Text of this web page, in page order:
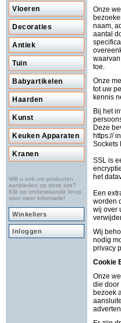
Vloeren
Decoraties
Antiek
Tuin
Babyartikelen
Haarden
Kunst
Keuken Apparaten
Kranen
Wilt u ook uw producten
aanbieden op deze site?
Klik op onderstaande knop
voor meer informatie!
Winkeliers
Inloggen
Onze
naam,
aantal
toe.
Onze
tot uw
kennis
Bij het
Deze
https://
Sockets
SSL is
het
Een
worden
wij over
Wij
nodig
privacy
Cookie
Onze
die door
bezoek